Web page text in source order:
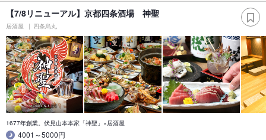
【7/8リニューアル】京都四条酒場 神聖
居酒屋 四条烏丸
1677年創業。伏見山本本家「神聖」×居酒屋
4001～5000円